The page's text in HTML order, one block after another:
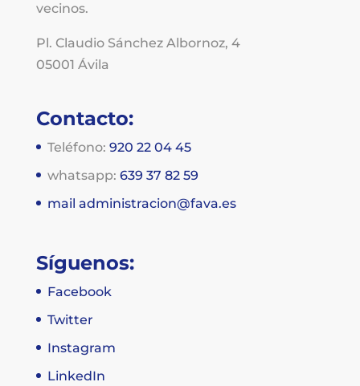
vecinos.
Pl. Claudio Sánchez Albornoz, 4
05001 Ávila
Contacto:
Teléfono: 920 22 04 45
whatsapp: 639 37 82 59
mail administracion@fava.es
Síguenos:
Facebook
Twitter
Instagram
LinkedIn